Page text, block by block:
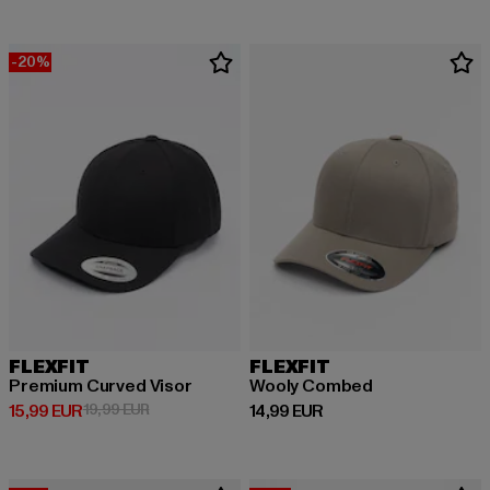
-20%
FLEXFIT
Premium Curved Visor
15,99 EUR
Derzeitiger Preis: 15,99 EUR
19,99 EURAktionspreis: 19,99 EUR
FLEXFIT
Wooly Combed
14,99 EUR
Derzeitiger Preis: 14,99 EUR